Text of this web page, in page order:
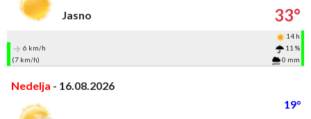
Jasno
33°
14 h
6 km/h
11 %
(7 km/h)
0 mm
Nedelja - 16.08.2026
19°